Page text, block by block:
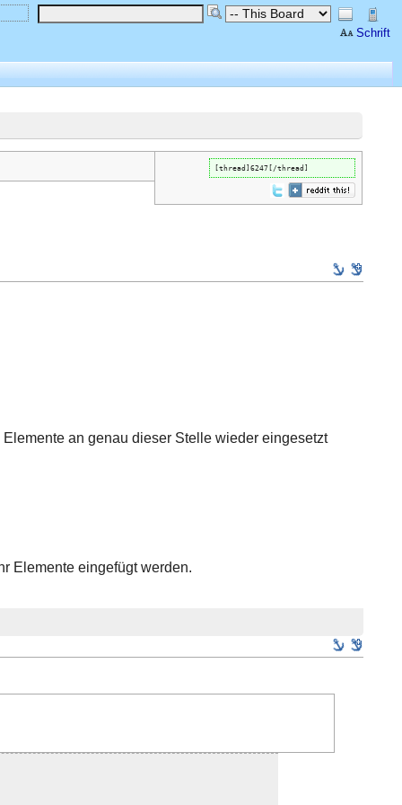
Schrift
[thread]6247[/thread]
an genau dieser Stelle wieder eingesetzt
Elemente eingefügt werden.